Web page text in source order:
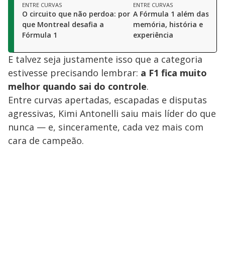
ENTRE CURVAS
O circuito que não perdoa: por
que Montreal desafia a
Fórmula 1
ENTRE CURVAS
A Fórmula 1 além das
memória, história e
experiência
E talvez seja justamente isso que a categoria
estivesse precisando lembrar: a F1 fica muito
melhor quando sai do controle.
Entre curvas apertadas, escapadas e disputas
agressivas, Kimi Antonelli saiu mais líder do que
nunca — e, sinceramente, cada vez mais com
cara de campeão.